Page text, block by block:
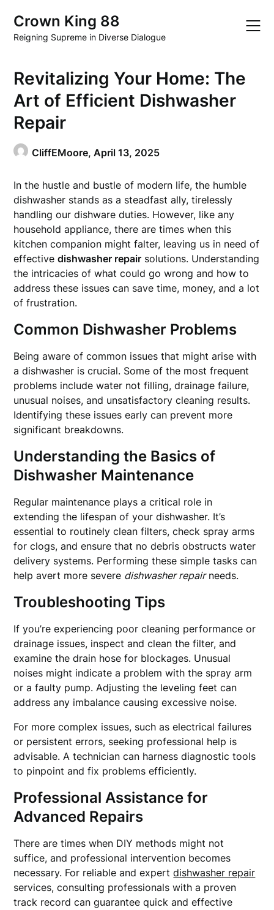
content
Crown King 88
Reigning Supreme in Diverse Dialogue
Revitalizing Your Home: The
Art of Efficient Dishwasher
Repair
CliffEMoore,April 13, 2025
In the hustle and bustle of modern life, the humble
dishwasher stands as a steadfast ally, tirelessly
handling our dishware duties. However, like any
household appliance, there are times when this
kitchen companion might falter, leaving us in need of
effectivedishwasher repair solutions. Understanding
the intricacies of what could go wrong and how to
address these issues can save time, money, and a lot
of frustration.
Common Dishwasher Problems
Being aware of common issues that might arise with
a dishwasher is crucial. Some of the most frequent
problems include water not filling, drainage failure,
unusual noises, and unsatisfactory cleaning results.
Identifying these issues early can prevent more
significant breakdowns.
Understanding the Basics of
Dishwasher Maintenance
Regular maintenance plays a critical role in
extending the lifespan of your dishwasher. It’s
essential to routinely clean filters, check spray arms
for clogs, and ensure that no debris obstructs water
delivery systems. Performing these simple tasks can
help avert more severe dishwasher repairneeds.
Troubleshooting Tips
If you’re experiencing poor cleaning performance or
drainage issues, inspect and clean the filter, and
examine the drain hose for blockages. Unusual
noises might indicate a problem with the spray arm
or a faulty pump. Adjusting the leveling feet can
address any imbalance causing excessive noise.
For more complex issues, such as electrical failures
or persistent errors, seeking professional help is
advisable. A technician can harness diagnostic tools
to pinpoint and fix problems efficiently.
Professional Assistance for
Advanced Repairs
There are times when DIY methods might not
suffice, and professional intervention becomes
necessary. For reliable and expertdishwasher repair
services, consulting professionals with a proven
track record can guarantee quick and effective